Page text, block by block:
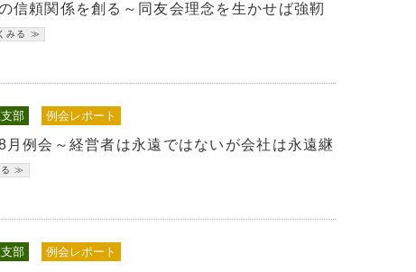
信頼関係を創る～同友会理念を生かせば強靭
部 例会レポート
例会～経営者は永遠ではないが会社は永遠継
部 例会レポート